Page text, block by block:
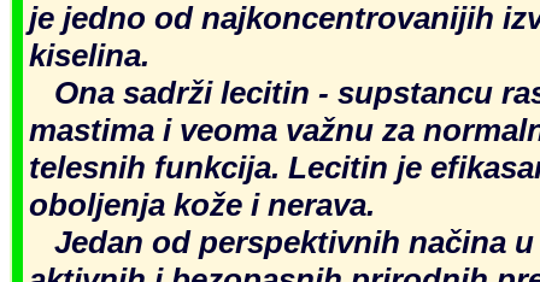
je jedno od najkoncentrovanijih
kiselina.
Ona sadrži lecitin - supstancu
mastima i veoma važnu za
telesnih funkcija. Lecitin je
oboljenja kože i nerava.
Jedan od perspektivnih načina